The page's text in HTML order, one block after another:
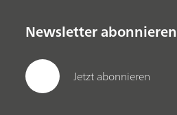
Newsletter abonnieren
Jetzt abonnieren